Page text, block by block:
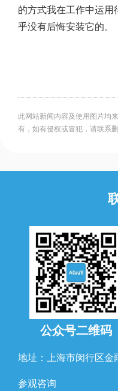
的方式我在工作中运
乎没有后悔安装它的。
此网站新闻内容及使用图片均
有，如有侵权或冒犯，请联系
公众号二维码
地址：上海市闵行区金
参观咨询